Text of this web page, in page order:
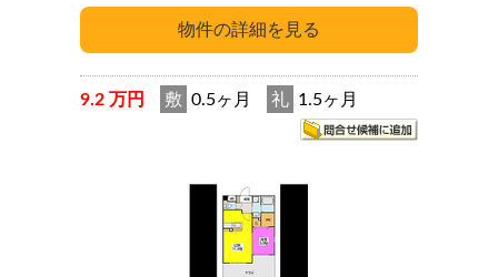
9.2 万円 敷 0.5ヶ月 礼 1.5ヶ月